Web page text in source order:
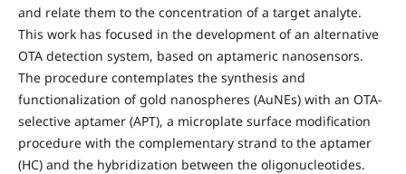
and relate them to the concentration of a target analyte.
This work has focused in the development of an alternative
OTA detection system, based on aptameric nanosensors.
The procedure contemplates the synthesis and
functionalization of gold nanospheres (AuNEs) with an OTA-
selective aptamer (APT), a microplate surface modification
procedure with the complementary strand to the aptamer
(HC) and the hybridization between the oligonucleotides.